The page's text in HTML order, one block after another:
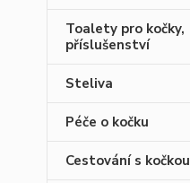
Toalety pro kočky,
příslušenství
Steliva
Péče o kočku
Cestování s kočkou